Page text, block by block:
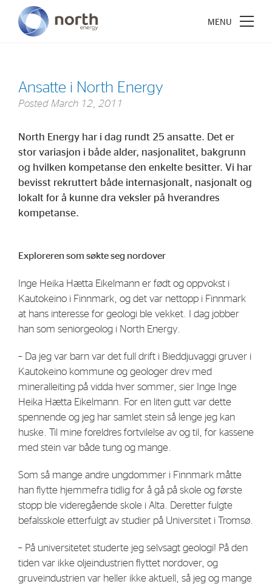
Ansatte i North Energy
Posted March 12, 2011
North Energy har i dag rundt 25 ansatte. Det er
stor variasjon i både alder, nasjonalitet, bakgrunn
og hvilken kompetanse den enkelte besitter. Vi har
bevisst rekruttert både internasjonalt, nasjonalt og
lokalt for å kunne dra veksler på hverandres
kompetanse.
Exploreren som søkte seg nordover
Inge Heika Hætta Eikelmann er født og oppvokst i
Kautokeino i Finnmark, og det var nettopp i Finnmark
at hans interesse for geologi ble vekket. I dag jobber
han som seniorgeolog i North Energy.
– Da jeg var barn var det full drift i Bieddjuvaggi gruver i
Kautokeino kommune og geologer drev med
mineralleiting på vidda hver sommer, sier Inge Inge
Heika Hætta Eikelmann. For en liten gutt var dette
spennende og jeg har samlet stein så lenge jeg kan
huske. Til mine foreldres fortvilelse av og til, for kassene
med stein var både tung og mange.
Som så mange andre ungdommer i Finnmark måtte
han flytte hjemmefra tidlig for å gå på skole og første
stopp ble videregående skole i Alta. Deretter fulgte
befalsskole etterfulgt av studier på Universitet i Tromsø.
– På universitetet studerte jeg selvsagt geologi! På den
tiden var ikke oljeindustrien flyttet nordover, og
gruveindustrien var heller ikke aktuell, så jeg og mange
Vision
Company History
Board & Management
Financial Investments
Strategy
Investors
Financial Reports & Calendar
Stock Exchange Releases
Share Information
Corporate Governance